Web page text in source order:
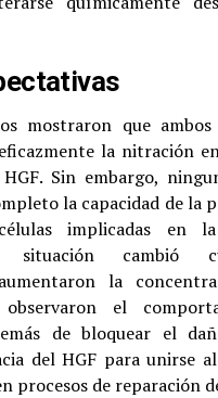
mostraron que ambos
la nitración
Sin embargo,
la capacidad de la
implicadas en la
situación cambió
la
el
de bloquear el
del HGF para unirse
procesos de reparación